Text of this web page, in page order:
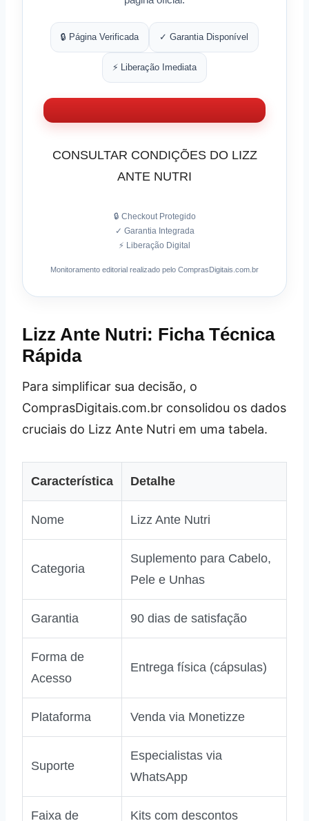
🔒 Página Verificada ✓ Garantia Disponível
⚡ Liberação Imediata
CONSULTAR CONDIÇÕES DO LIZZ
ANTE NUTRI
🔒 Checkout Protegido
✓ Garantia Integrada
⚡ Liberação Digital
Monitoramento editorial realizado pelo ComprasDigitais.com.br
Lizz Ante Nutri: Ficha Técnica
Rápida
Para simplificar sua decisão, o
ComprasDigitais.com.br consolidou os dados
cruciais do Lizz Ante Nutri em uma tabela.
Característica Detalhe
Nome Lizz Ante Nutri
Categoria
Suplemento para Cabelo,
Pele e Unhas
Garantia 90 dias de satisfação
Forma de
Acesso
Entrega física (cápsulas)
Plataforma Venda via Monetizze
Suporte
Especialistas via
WhatsApp
Faixa de
Kits com descontos